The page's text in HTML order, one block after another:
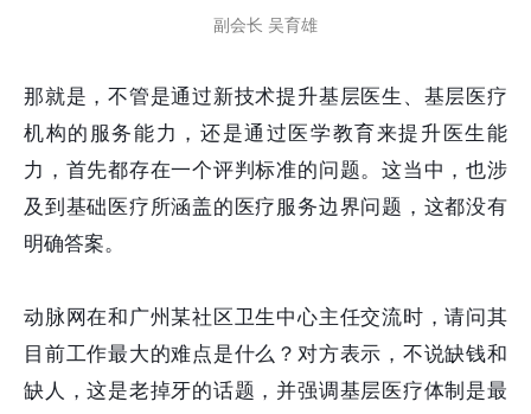
副会长 吴育雄
那就是，不管是通过新技术提升基层医生、基层医疗
机构的服务能力，还是通过医学教育来提升医生能
力，首先都存在一个评判标准的问题。这当中，也涉
及到基础医疗所涵盖的医疗服务边界问题，这都没有
明确答案。
动脉网在和广州某社区卫生中心主任交流时，请问其
目前工作最大的难点是什么？对方表示，不说缺钱和
缺人，这是老掉牙的话题，并强调基层医疗体制是最